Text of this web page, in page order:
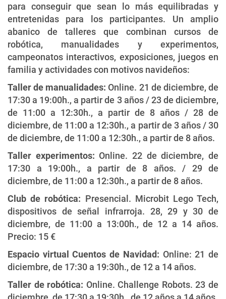
para conseguir que sean lo más equilibradas y
entretenidas para los participantes. Un amplio
abanico de talleres que combinan cursos de
robótica, manualidades y experimentos,
campeonatos interactivos, exposiciones, juegos en
familia y actividades con motivos navideños:
Taller de manualidades: Online. 21 de diciembre, de
17:30 a 19:00h., a partir de 3 años / 23 de diciembre,
de 11:00 a 12:30h., a partir de 8 años / 28 de
diciembre, de 11:00 a 12:30h., a partir de 3 años / 30
de diciembre, de 11:00 a 12:30h., a partir de 8 años.
Taller experimentos: Online. 22 de diciembre, de
17:30 a 19:00h., a partir de 8 años. / 29 de
diciembre, de 11:00 a 12:30h., a partir de 8 años.
Club de robótica: Presencial. Microbit Lego Tech,
dispositivos de señal infrarroja. 28, 29 y 30 de
diciembre, de 11:00 a 13:00h., de 12 a 14 años.
Precio: 15 €
Espacio virtual Cuentos de Navidad: Online: 21 de
diciembre, de 17:30 a 19:30h., de 12 a 14 años.
Taller de robótica: Online. Challenge Robots. 23 de